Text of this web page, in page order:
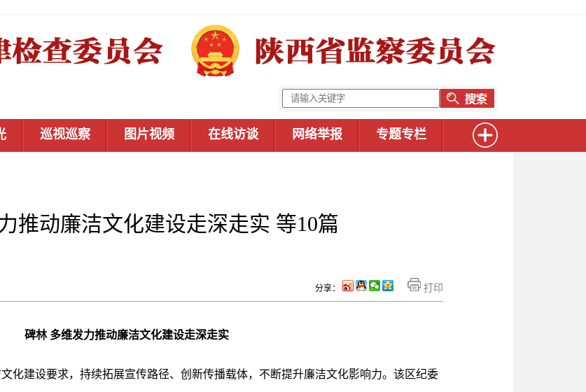
巡视巡察 图片视频 在线访谈 网络举报 专题专栏
推动廉洁文化建设走深走实 等10篇
打印
分享：
碑林 多维发力推动廉洁文化建设走深走实
化建设要求，持续拓展宣传路径、创新传播载体，不断提升廉洁文化影响力。该区纪委